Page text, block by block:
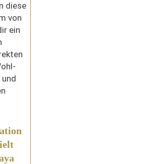
diese
von
ein